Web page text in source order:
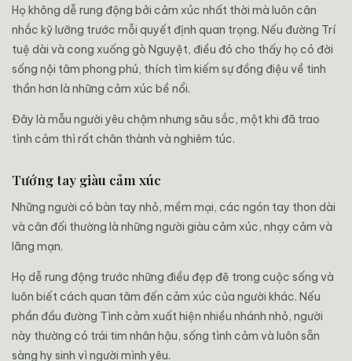
Họ không dễ rung động bởi cảm xúc nhất thời mà luôn cân
nhắc kỹ lưỡng trước mỗi quyết định quan trọng. Nếu đường Trí
tuệ dài và cong xuống gò Nguyệt, điều đó cho thấy họ có đời
sống nội tâm phong phú, thích tìm kiếm sự đồng điệu về tinh
thần hơn là những cảm xúc bề nổi.
Đây là mẫu người yêu chậm nhưng sâu sắc, một khi đã trao
tình cảm thì rất chân thành và nghiêm túc.
Tướng tay giàu cảm xúc
Những người có bàn tay nhỏ, mềm mại, các ngón tay thon dài
và cân đối thường là những người giàu cảm xúc, nhạy cảm và
lãng mạn.
Họ dễ rung động trước những điều đẹp đẽ trong cuộc sống và
luôn biết cách quan tâm đến cảm xúc của người khác. Nếu
phần đầu đường Tình cảm xuất hiện nhiều nhánh nhỏ, người
này thường có trái tim nhân hậu, sống tình cảm và luôn sẵn
sàng hy sinh vì người mình yêu.